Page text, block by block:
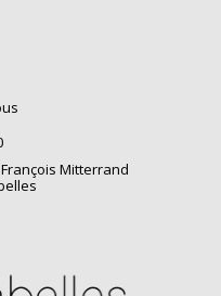
Mitterrand